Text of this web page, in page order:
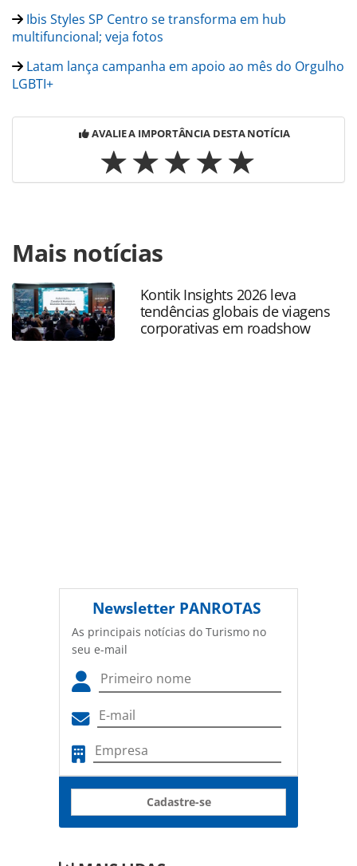
Ibis Styles SP Centro se transforma em hub
multifuncional; veja fotos
Latam lança campanha em apoio ao mês do Orgulho
LGBTI+
AVALIE A IMPORTÂNCIA DESTA NOTÍCIA
https://www.panrotas.com.br/gente/eventos/2021/06/sesc-
sao-paulo-participa-de-evento-sobre-turismo-
solidario_182303.html ou as ferramentas oferecidas na
página. Todo o conteúdo produzido pela PANROTAS
Editora é protegido pela legislação brasileira sobre direito
autoral. Não reproduza o conteúdo sem autorização da
Mais notícias
Kontik Insights 2026 leva
tendências globais de viagens
corporativas em roadshow
Newsletter PANROTAS
As principais notícias do Turismo no
seu e-mail
Cadastre-se